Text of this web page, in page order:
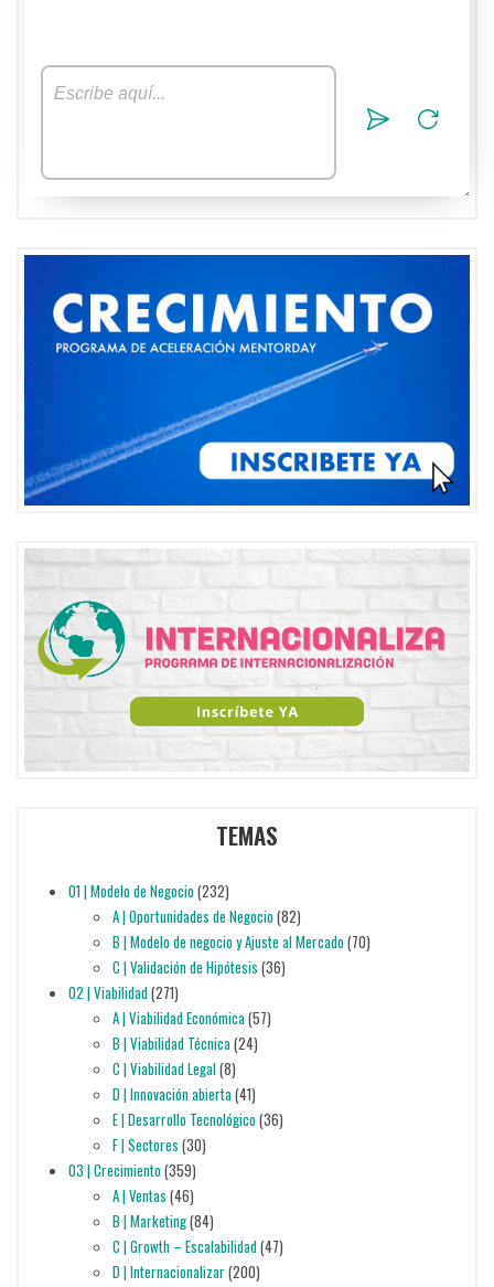
TEMAS
01 | Modelo de Negocio(232)
A | Oportunidades de Negocio(82)
B | Modelo de negocio y Ajuste al Mercado(70)
C | Validación de Hipótesis (36)
02 | Viabilidad(271)
A | Viabilidad Económica(57)
B | Viabilidad Técnica(24)
C | Viabilidad Legal(8)
D | Innovación abierta(41)
E | Desarrollo Tecnológico(36)
F | Sectores (30)
03 | Crecimiento(359)
A | Ventas (46)
B | Marketing(84)
C | Growth – Escalabilidad(47)
D | Internacionalizar(200)